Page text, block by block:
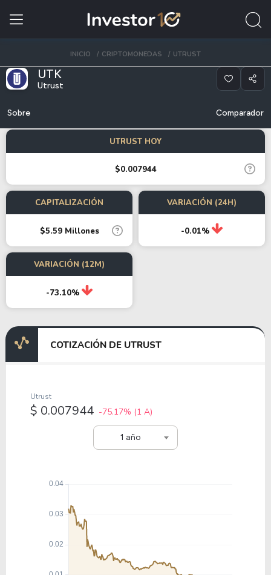
INICIO CRIPTOMONEDAS UTRUST
UTK
Utrust
Sobre Comparador
UTRUST HOY
$0.007944
CAPITALIZACIÓN
$5.59 Millones
VARIACIÓN (24H)
-0.01%
VARIACIÓN (12M)
-73.10%
COTIZACIÓN DE UTRUST
1 año
Utrust
$ 0.007944 -75.17% (1 A)